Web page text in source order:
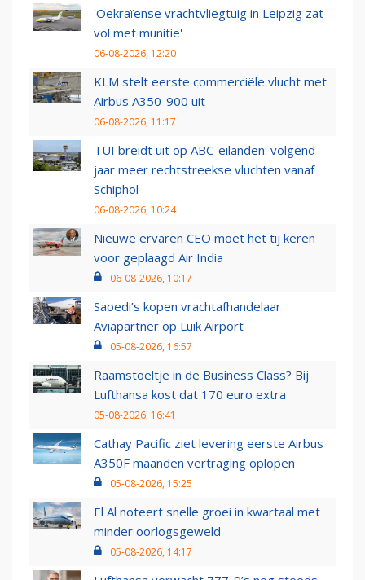
'Oekraïense vrachtvliegtuig in Leipzig zat
vol met munitie'
06-08-2026, 12:20
KLM stelt eerste commerciële vlucht met
Airbus A350-900 uit
06-08-2026, 11:17
TUI breidt uit op ABC-eilanden: volgend
jaar meer rechtstreekse vluchten vanaf
Schiphol
06-08-2026, 10:24
Nieuwe ervaren CEO moet het tij keren
voor geplaagd Air India
06-08-2026, 10:17
Saoedi’s kopen vrachtafhandelaar
Aviapartner op Luik Airport
05-08-2026, 16:57
Raamstoeltje in de Business Class? Bij
Lufthansa kost dat 170 euro extra
05-08-2026, 16:41
Cathay Pacific ziet levering eerste Airbus
A350F maanden vertraging oplopen
05-08-2026, 15:25
El Al noteert snelle groei in kwartaal met
minder oorlogsgeweld
05-08-2026, 14:17